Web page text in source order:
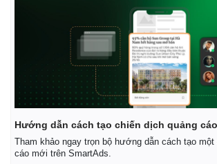
Hướng dẫn cách tạo chiến dịch quảng
Tham khảo ngay trọn bộ hướng dẫn cách tạo một
cáo mới trên SmartAds.